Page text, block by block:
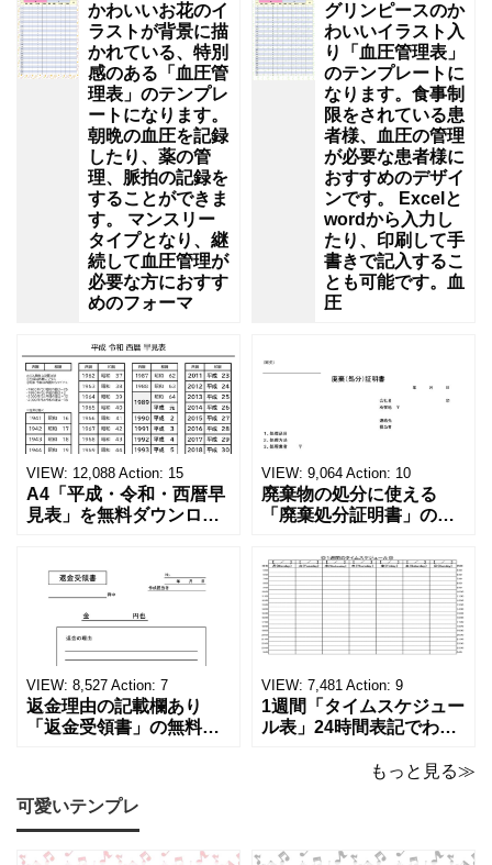
かわいいお花のイ
ラストが背景に描
かれている、特別
感のある「血圧管
理表」のテンプレ
ートになります。
朝晩の血圧を記録
したり、薬の管
理、脈拍の記録を
することができま
す。 マンスリー
タイプとなり、継
続して血圧管理が
必要な方におすす
めのフォーマ
グリンピースのか
わいいイラスト入
り「血圧管理表」
のテンプレートに
なります。食事制
限をされている患
者様、血圧の管理
が必要な患者様に
おすすめのデザイ
ンです。 Excelと
wordから入力し
たり、印刷して手
書きで記入するこ
とも可能です。血
圧
VIEW: 12,088 Action: 15
A4「平成・令和・西暦早
見表」を無料ダウンロー
る！印刷可能な一覧表！
印刷可能な平成・令和・
西暦早見表を無料ダウン
ロードでご利用いただけ
ます。 パソコンに保存し
ていただくか、A4サイズ
でコピーしてご
VIEW: 9,064 Action: 10
廃棄物の処分に使える
「廃棄処分証明書」の無
ーカーの代理店、回収業
者へおすすめ！(Excel・
Word・PDF)正しく廃棄
されたことを証明する書
類「廃棄処分証明書」の
テンプレートです。 量販
店や家電メーカーの代理
店、回収
VIEW: 8,527 Action: 7
返金理由の記載欄あり
「返金受領書」の無料テ
め！過払い･誤入金などが
発生した際にも使える、
モノクロでシンプルな
VIEW: 7,481 Action: 9
1週間「タイムスケジュー
ル表」24時間表記でわか
ト！A4横型ExcelやWord
表になります。 A4横型サ
もっと見る≫
可愛いテンプレ